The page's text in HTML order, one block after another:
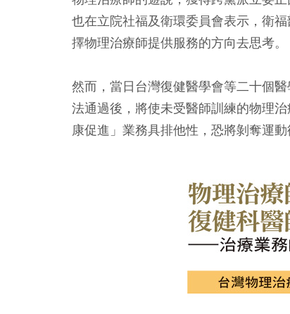
也在立院社福及衛環委員會表示，衛
擇物理治療師提供服務的方向去思考。
然而，當日台灣復健醫學會等二十個
法通過後，將使未受醫師訓練的物理
康促進」業務具排他性，恐將剝奪運動